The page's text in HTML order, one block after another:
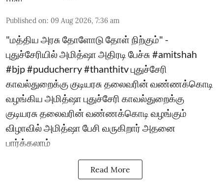
Published on: 09 Aug 2026, 7:36 am
"மத்திய அரசு தோளோடு தோள் நிற்கும்" -
புதுச்சேரியில் அமித்ஷா அதிரடி பேச்சு #amitshah
#bjp #puducherry #thanthitv புதுச்சேரி
காவல்துறைக்கு குடியரசு தலைவரின் வண்ணக்கொடி
வழங்கிய அமித்ஷா புதுச்சேரி காவல்துறைக்கு
குடியரசு தலைவரின் வண்ணக்கொடி வழங்கும்
விழாவில் அமித்ஷா பேசி வருகிறார் அதனை
பார்க்கலாம்
Read More